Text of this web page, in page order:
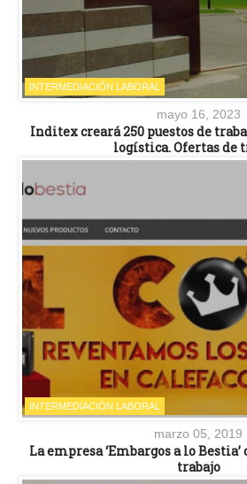
INTERMEDIACIÓN LABORAL
mayo 16, 2023
Inditex creará 250 puestos de
logística. Ofertas de
INTERMEDIACIÓN LABORAL
marzo 05, 2019
La empresa ‘Embargos a lo Bestia’
trabajo